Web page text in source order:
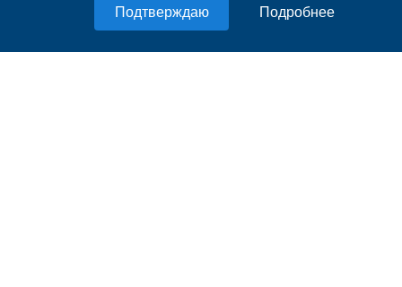
Подробнее
Политика конфиденциальности
Согласие на обработку персональных данных